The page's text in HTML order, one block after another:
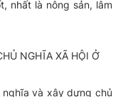
nhất là nông sản, lâm
NGHĨA XÃ HỘI Ở
và xây dựng chủ